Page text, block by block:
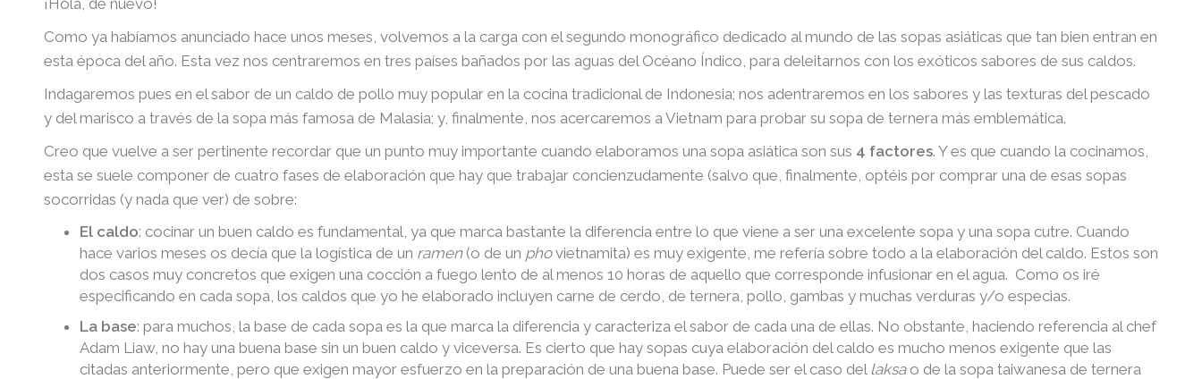
Como ya habíamos anunciado hace unos meses, volvemos a la carga con el segundo monográfico dedicado al mundo de las sopas asiáticas que tan bien entran en
esta época del año. Esta vez nos centraremos en tres países bañados por las aguas del Océano Índico, para deleitarnos con los exóticos sabores de sus caldos.
Indagaremos pues en el sabor de un caldo de pollo muy popular en la cocina tradicional de Indonesia; nos adentraremos en los sabores y las texturas del pescado
y del marisco a través de la sopa más famosa de Malasia; y, finalmente, nos acercaremos a Vietnam para probar su sopa de ternera más emblemática.
Creo que vuelve a ser pertinente recordar que un punto muy importante cuando elaboramos una sopa asiática son sus 4 factores. Y es que cuando la cocinamos,
esta se suele componer de cuatro fases de elaboración que hay que trabajar concienzudamente (salvo que, finalmente, optéis por comprar una de esas sopas
socorridas (y nada que ver) de sobre:
El caldo: cocinar un buen caldo es fundamental, ya que marca bastante la diferencia entre lo que viene a ser una excelente sopa y una sopa cutre. Cuando
hace varios meses os decía que la logística de un ramen(o de un phovietnamita) es muy exigente, me refería sobre todo a la elaboración del caldo. Estos son
dos casos muy concretos que exigen una cocción a fuego lento de al menos 10 horas de aquello que corresponde infusionar en el agua. Como os iré
especificando en cada sopa, los caldos que yo he elaborado incluyen carne de cerdo, de ternera, pollo, gambas y muchas verduras y/o especias.
La base: para muchos, la base de cada sopa es la que marca la diferencia y caracteriza el sabor de cada una de ellas. No obstante, haciendo referencia al chef
Adam Liaw, no hay una buena base sin un buen caldo y viceversa. Es cierto que hay sopas cuya elaboración del caldo es mucho menos exigente que las
citadas anteriormente, pero que exigen mayor esfuerzo en la preparación de una buena base. Puede ser el caso del laksao de la sopa taiwanesa de ternera